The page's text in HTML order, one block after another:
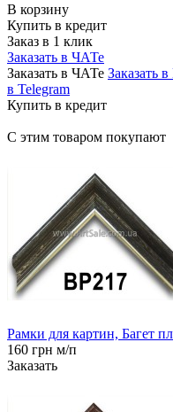
В корзину
Купить в кредит
Заказ в 1 клик
Заказать в ЧАТе
Заказать в ЧАТе Заказать
в Telegram
Купить в кредит
С этим товаром покупают
Рамки для картин, Багет
160 грн м/п
Заказать